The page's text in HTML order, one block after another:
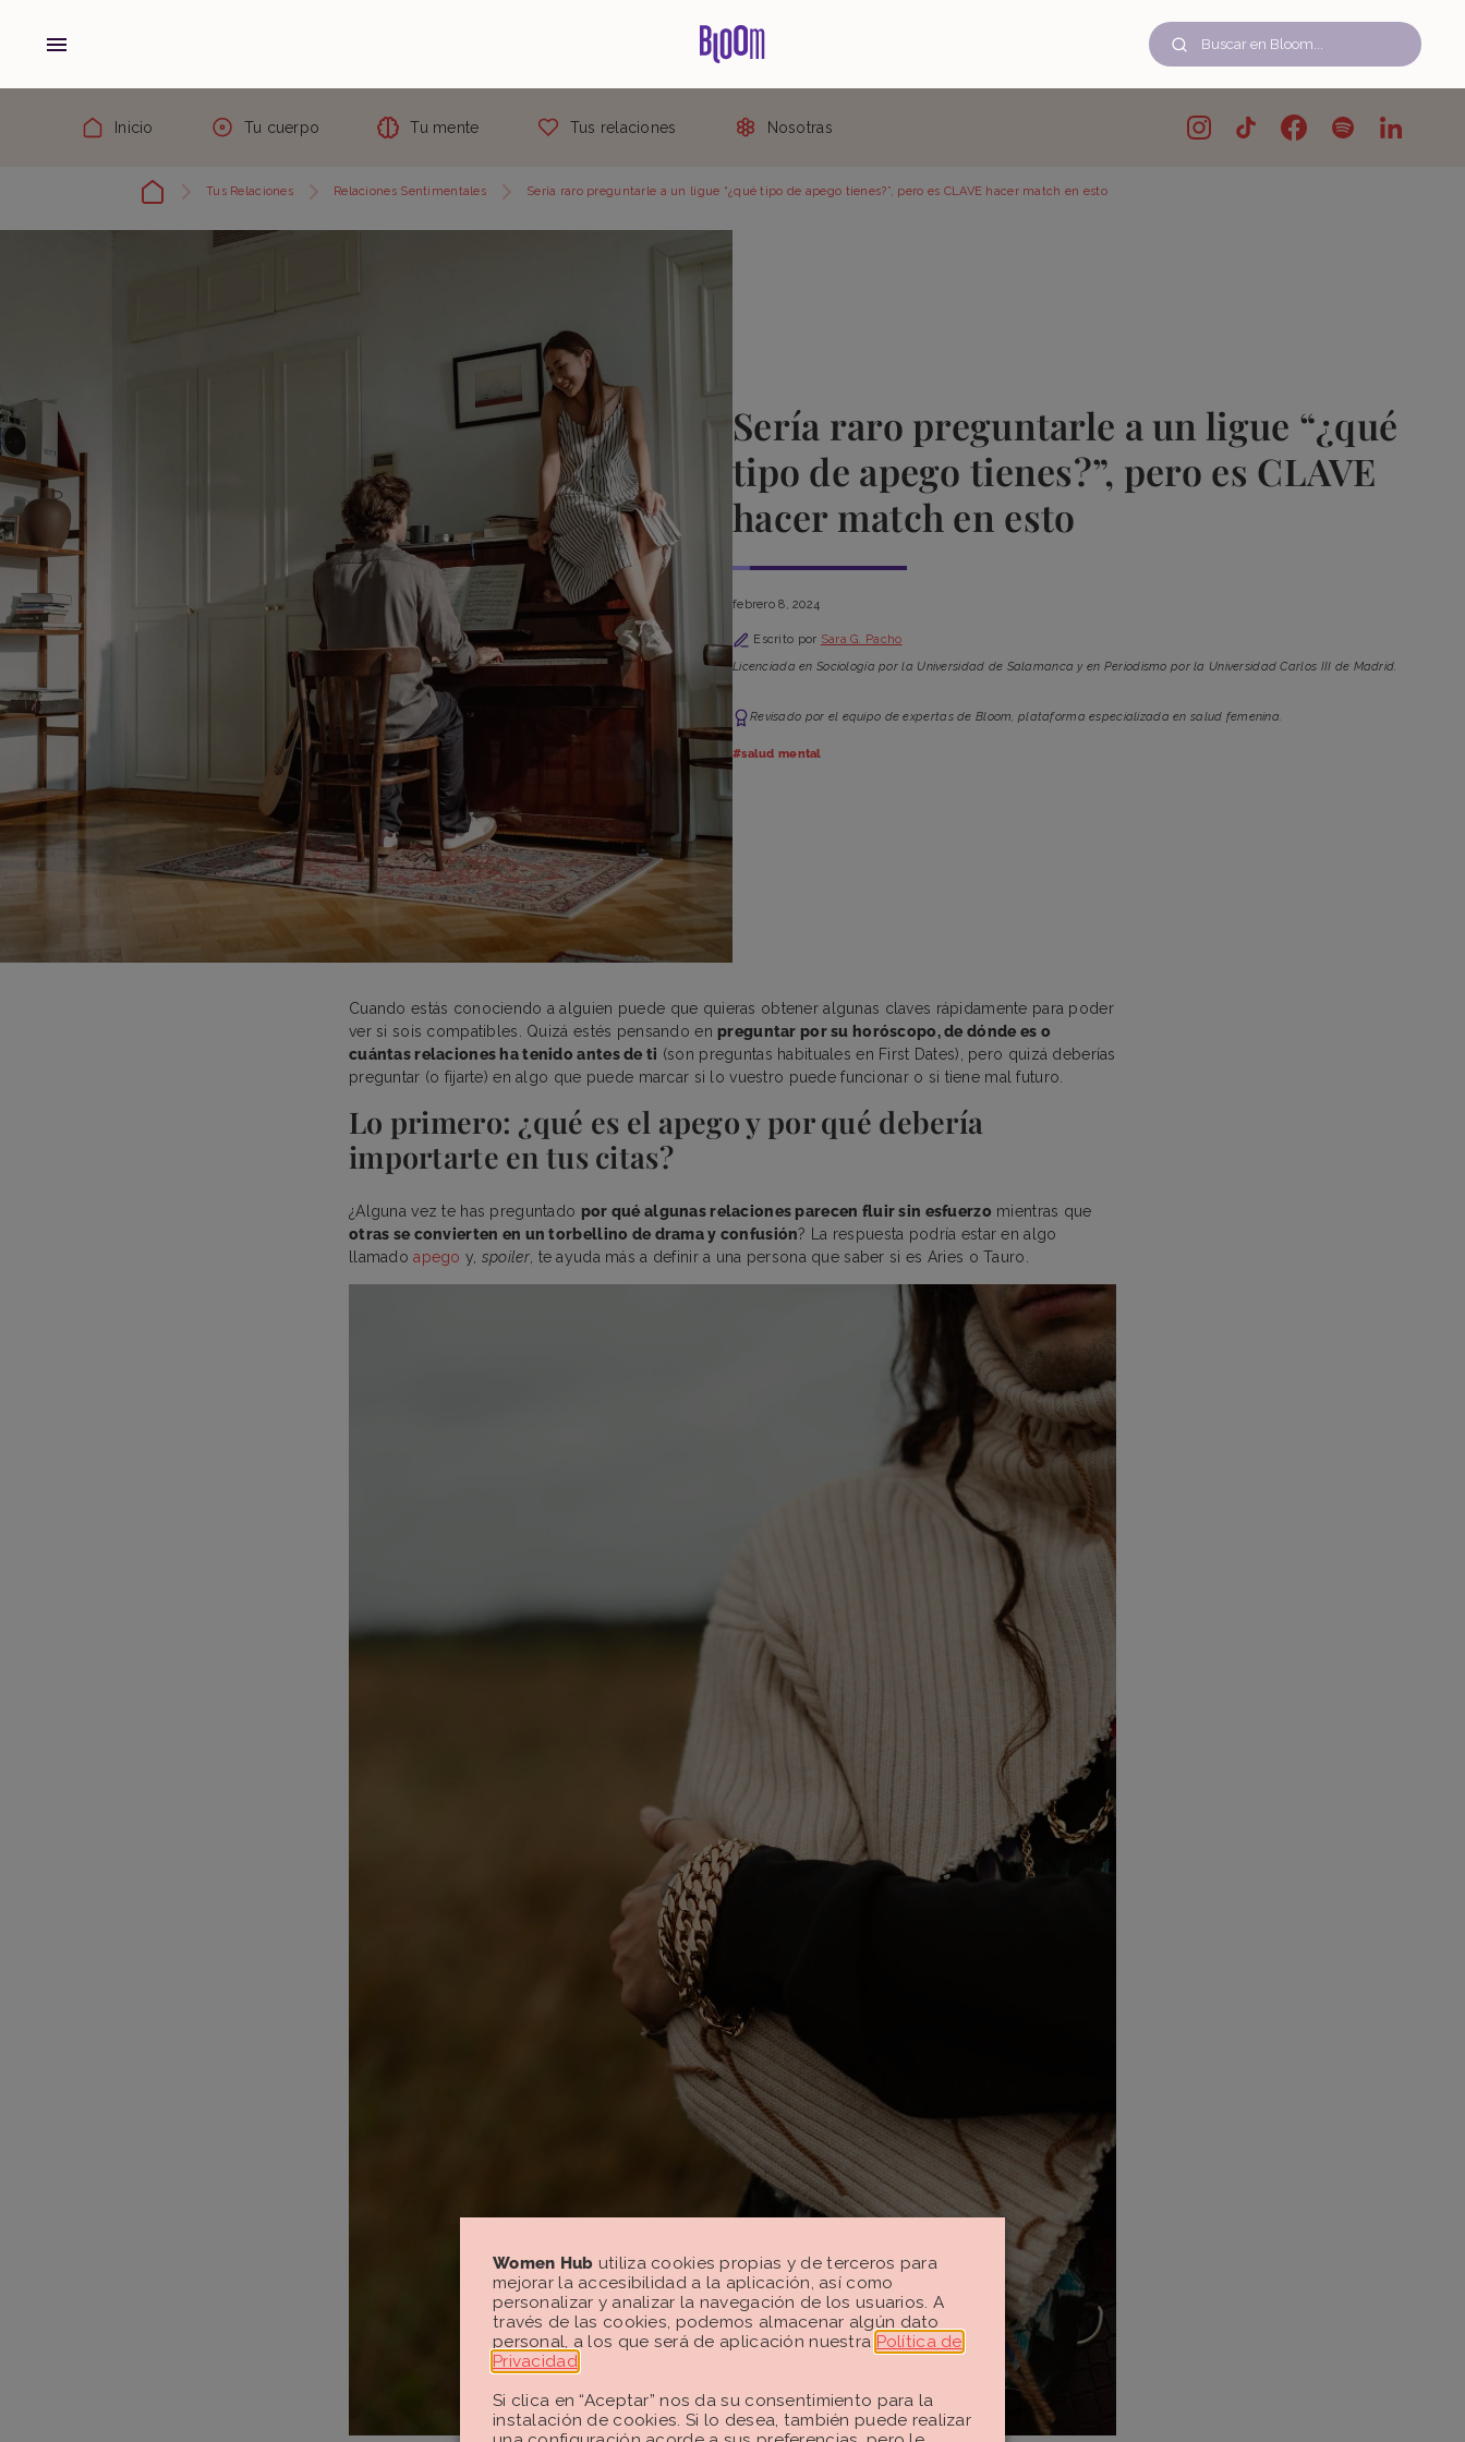
Inicio Tu cuerpo Tu mente Tus relaciones Nosotras
Tus Relaciones Relaciones Sentimentales Sería raro preguntarle a un ligue “¿qué tipo de apego tienes?”, pero es CLAVE hacer match en esto
Sería raro preguntarle a un ligue “¿qué
tipo de apego tienes?”, pero es CLAVE
hacer match en esto
febrero 8, 2024
Escrito por Sara G. Pacho
Licenciada en Sociología por la Universidad de Salamanca y en Periodismo por la Universidad Carlos III de Madrid.
Revisado por el equipo de expertas de Bloom, plataforma especializada en salud femenina.
#salud mental
Cuando estás conociendo a alguien puede que quieras obtener algunas claves rápidamente para poder
ver si sois compatibles. Quizá estés pensando enpreguntar por su horóscopo, de dónde es o
cuántas relaciones ha tenido antes de ti (son preguntas habituales en First Dates), pero quizá deberías
preguntar (o fijarte) en algo que puede marcar si lo vuestro puede funcionar o si tiene mal futuro.
Lo primero: ¿qué es el apego y por qué debería
importarte en tus citas?
¿Alguna vez te has preguntado por qué algunas relaciones parecen fluir sin esfuerzo mientras que
otras se convierten en un torbellino de drama y confusión? La respuesta podría estar en algo
llamadoapego y, spoiler, te ayuda más a definir a una persona que saber si es Aries o Tauro.
Women Hub utiliza cookies propias y de terceros para
mejorar la accesibilidad a la aplicación, así como
personalizar y analizar la navegación de los usuarios. A
través de las cookies, podemos almacenar algún dato
personal, a los que será de aplicación nuestra Política de
Privacidad.
Si clica en “Aceptar” nos da su consentimiento para la
instalación de cookies. Si lo desea, también puede realizar